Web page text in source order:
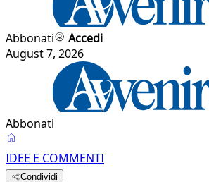
Abbonati
Accedi
August 7, 2026
Abbonati
IDEE E COMMENTI
Condividi